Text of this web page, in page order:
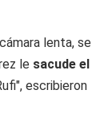
lenta, se
le sacude el
escribieron